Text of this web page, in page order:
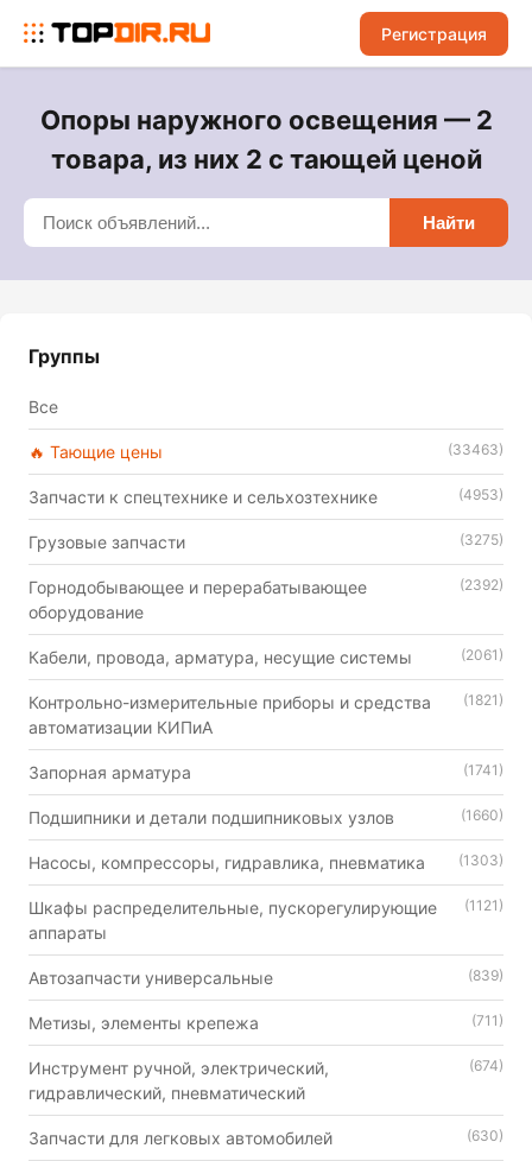
Регистрация
Опоры наружного освещения — 2
товара, из них 2 с тающей ценой
Найти
Группы
Все
🔥 Тающие цены (33463)
Запчасти к спецтехнике и сельхозтехнике (4953)
Грузовые запчасти (3275)
Горнодобывающее и перерабатывающее
оборудование
(2392)
Кабели, провода, арматура, несущие системы (2061)
Контрольно-измерительные приборы и средства
автоматизации КИПиА
(1821)
Запорная арматура (1741)
Подшипники и детали подшипниковых узлов (1660)
Насосы, компрессоры, гидравлика, пневматика (1303)
Шкафы распределительные, пускорегулирующие
аппараты
(1121)
Автозапчасти универсальные (839)
Метизы, элементы крепежа (711)
Инструмент ручной, электрический,
гидравлический, пневматический
(674)
Запчасти для легковых автомобилей (630)